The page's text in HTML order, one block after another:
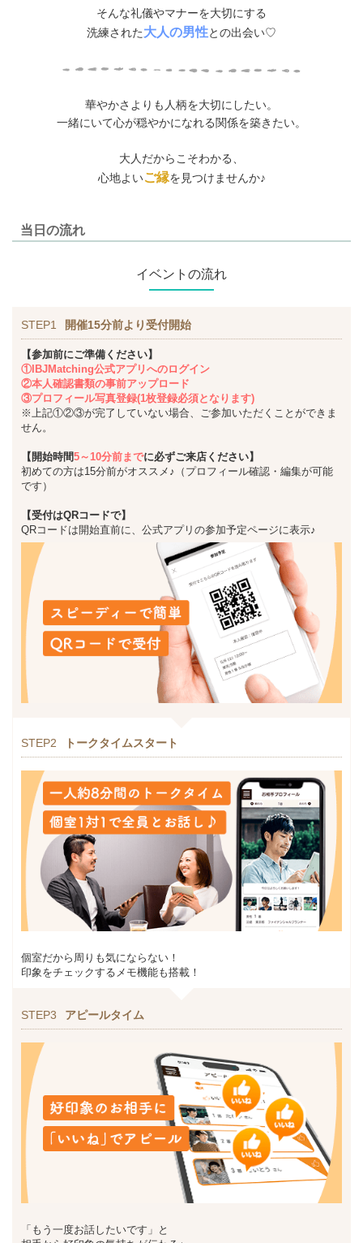
そんな礼儀やマナーを大切にする
洗練された大人の男性との出会い♡
華やかさよりも人柄を大切にしたい。
一緒にいて心が穏やかになれる関係を築きたい。
大人だからこそわかる、
心地よいご縁を見つけませんか♪
当日の流れ
イベントの流れ
STEP1 開催15分前より受付開始
【参加前にご準備ください】
①IBJMatching公式アプリへのログイン
②本人確認書類の事前アップロード
③プロフィール写真登録(1枚登録必須となります)
※上記①②③が完了していない場合、ご参加いただくことができま
せん。
【開始時間5～10分前までに必ずご来店ください】
初めての方は15分前がオススメ♪（プロフィール確認・編集が可能
です）
【受付はQRコードで】
QRコードは開始直前に、公式アプリの参加予定ページに表示♪
STEP2 トークタイムスタート
個室だから周りも気にならない！
印象をチェックするメモ機能も搭載！
STEP3 アピールタイム
「もう一度お話したいです」と